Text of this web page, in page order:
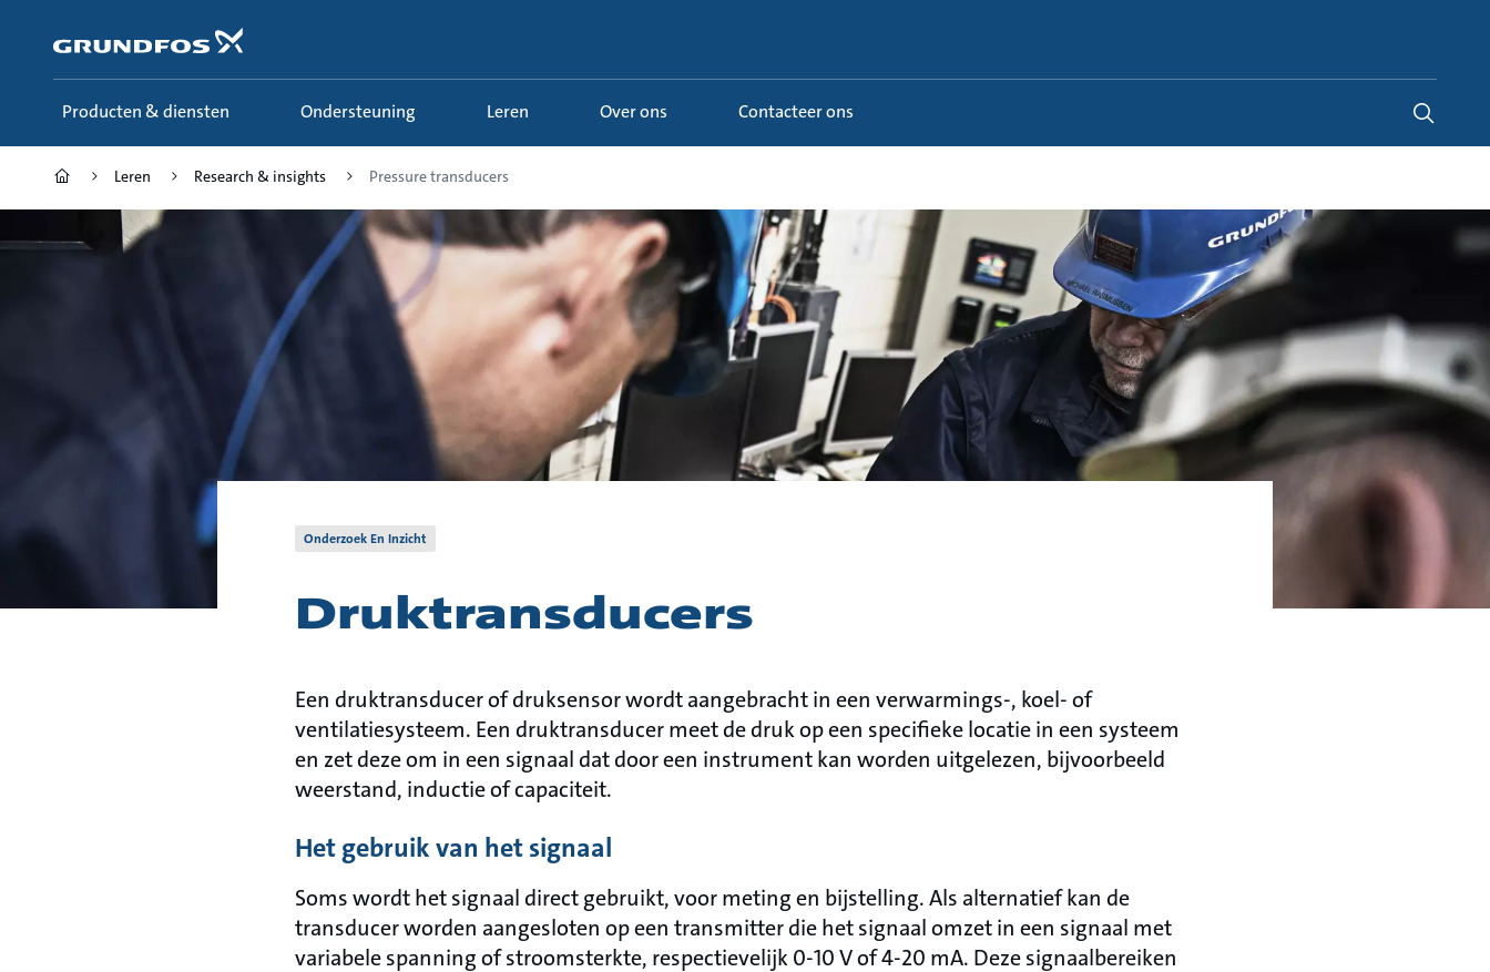
hoofdinhoud
Producten & diensten Ondersteuning Leren Over ons Contacteer ons
Leren Research & insights Pressure transducers
Onderzoek En Inzicht
Druktransducers
Een druktransducer of druksensor wordt aangebracht in een verwarmings-, koel- of
ventilatiesysteem. Een druktransducer meet de druk op een specifieke locatie in een systeem
en zet deze om in een signaal dat door een instrument kan worden uitgelezen, bijvoorbeeld
weerstand, inductie of capaciteit.
Het gebruik van het signaal
Soms wordt het signaal direct gebruikt, voor meting en bijstelling. Als alternatief kan de
transducer worden aangesloten op een transmitter die het signaal omzet in een signaal met
variabele spanning of stroomsterkte, respectievelijk 0-10 V of 4-20 mA. Deze signaalbereiken